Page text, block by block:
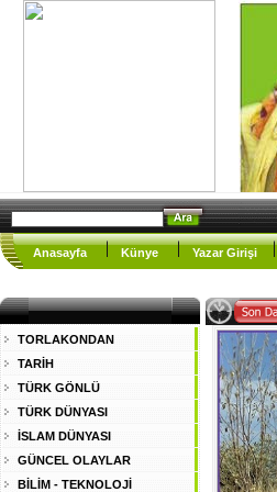
Anasayfa Künye Yazar Girişi
TORLAKONDAN
TARİH
TÜRK GÖNLÜ
TÜRK DÜNYASI
İSLAM DÜNYASI
GÜNCEL OLAYLAR
BİLİM - TEKNOLOJİ